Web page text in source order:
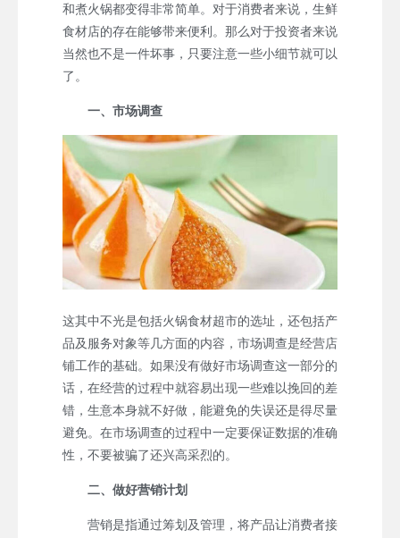
和煮火锅都变得非常简单。对于消费者来说，生鲜
食材店的存在能够带来便利。那么对于投资者来说
当然也不是一件坏事，只要注意一些小细节就可以
了。
一、市场调查
这其中不光是包括火锅食材超市的选址，还包括产
品及服务对象等几方面的内容，市场调查是经营店
铺工作的基础。如果没有做好市场调查这一部分的
话，在经营的过程中就容易出现一些难以挽回的差
错，生意本身就不好做，能避免的失误还是得尽量
避免。在市场调查的过程中一定要保证数据的准确
性，不要被骗了还兴高采烈的。
二、做好营销计划
营销是指通过筹划及管理，将产品让消费者接